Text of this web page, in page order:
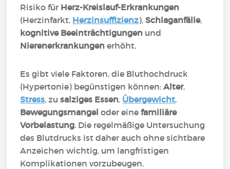
Risiko für Herz-Kreislauf-Erkrankungen
(Herzinfarkt, Herzinsuffizienz),Schlaganfälle,
kognitive Beeinträchtigungen und
Nierenerkrankungen erhöht.
Es gibt viele Faktoren, die Bluthochdruck
(Hypertonie) begünstigen können:Alter,
Stress, zusalziges Essen, Übergewicht,
Bewegungsmangel oder einefamiliäre
Vorbelastung. Die regelmäßige Untersuchung
des Blutdrucks ist daher auch ohne sichtbare
Anzeichen wichtig, um langfristigen
Komplikationen vorzubeugen.